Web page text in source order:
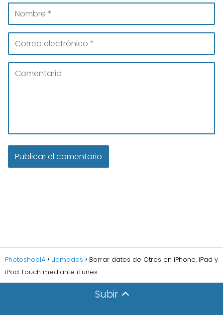
PhotoshopIA Llamadas
Borrar datos de Otros en iPhone, iPad y
iPod Touch mediante iTunes.
Subir